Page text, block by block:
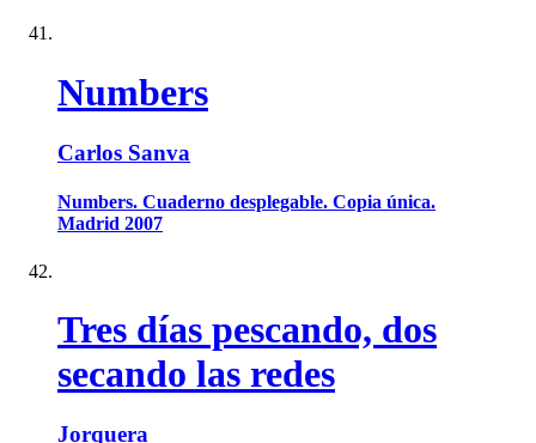
Numbers
Carlos Sanva
Numbers. Cuaderno desplegable. Copia única.
Madrid 2007
Tres días pescando, dos
secando las redes
Jorquera